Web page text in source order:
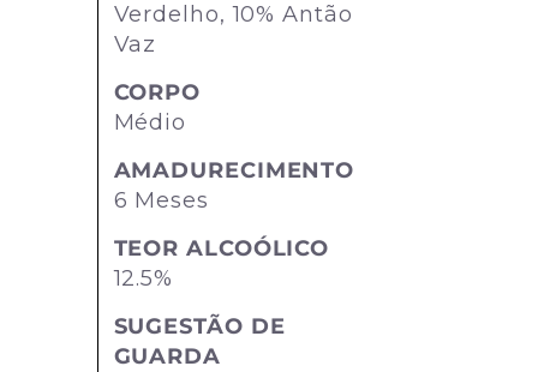
Verdelho, 10% Antão
Vaz
CORPO
Médio
AMADURECIMENTO
6 Meses
TEOR ALCOÓLICO
12.5%
SUGESTÃO DE
GUARDA